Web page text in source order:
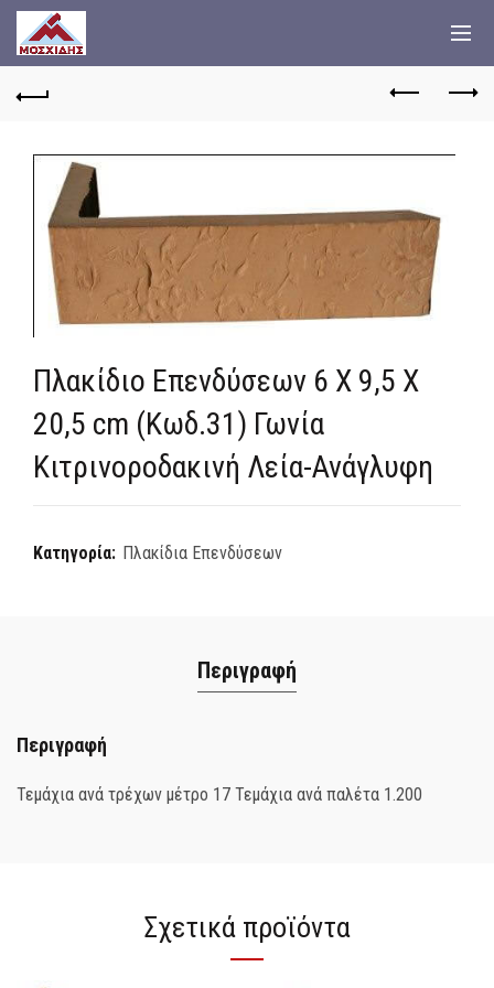
Πλακίδιο Επενδύσεων 6 Χ 9,5 Χ
20,5 cm (Κωδ.31) Γωνία
Κιτρινοροδακινή Λεία-Ανάγλυφη
Κατηγορία: Πλακίδια Επενδύσεων
Περιγραφή
Περιγραφή
Τεμάχια ανά τρέχων μέτρο 17 Τεμάχια ανά παλέτα 1.200
Σχετικά προϊόντα